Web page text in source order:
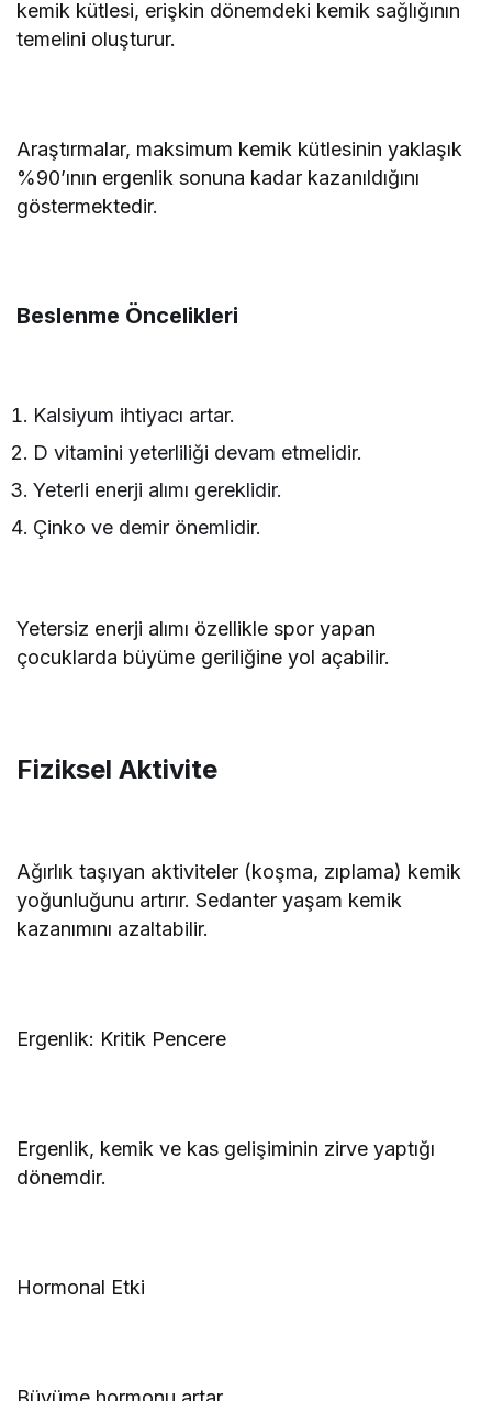
kemik kütlesi, erişkin dönemdeki kemik sağlığının
temelini oluşturur.
Araştırmalar, maksimum kemik kütlesinin yaklaşık
%90’ının ergenlik sonuna kadar kazanıldığını
göstermektedir.
Beslenme Öncelikleri
Kalsiyum ihtiyacı artar.
D vitamini yeterliliği devam etmelidir.
Yeterli enerji alımı gereklidir.
Çinko ve demir önemlidir.
Yetersiz enerji alımı özellikle spor yapan
çocuklarda büyüme geriliğine yol açabilir.
Fiziksel Aktivite
Ağırlık taşıyan aktiviteler (koşma, zıplama) kemik
yoğunluğunu artırır. Sedanter yaşam kemik
kazanımını azaltabilir.
Ergenlik: Kritik Pencere
Ergenlik, kemik ve kas gelişiminin zirve yaptığı
dönemdir.
Hormonal Etki